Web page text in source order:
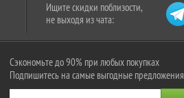
Ищите скидки поблизости,
не выходя из чата:
Сэкономьте до 90% при любых покупках
Подпишитесь на самые выгодные предложения